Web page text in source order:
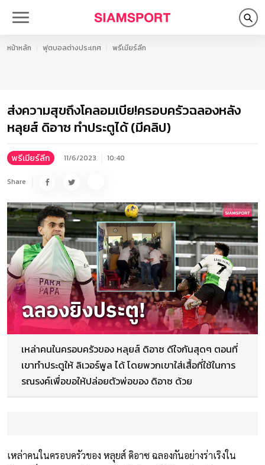
หน้าหลัก ฟุตบอลต่างประเทศ พรีเมียร์ลีก
ส่งความสุขถึงโคลอมเบีย!ครอบครัวฉลองหลัง
หลุยส์ ดิอาซ ทำประตูได้ (มีคลิป)
พรีเมียร์ลีก 11/6/2023 10:40
Share
เหล่าคนในครอบครัวของ หลุยส์ ดิอาซ ดีใจกันสุดๆ ตอนที่
เขาทำประตูให้ ลิเวอร์พูล ได้ โดยพวกเขาใส่เสื้อที่ใช้ในการ
รณรงค์เพื่อขอให้ปล่อยตัวพ่อของ ดิอาซ ด้วย
เหล่าคนในครอบครัวของ หลุยส์ ดิอาซ ฉลองกันอย่างร่าเริงใน